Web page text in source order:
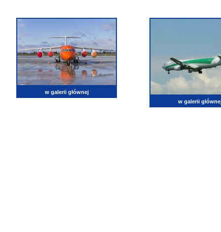
w galerii głównej
w galerii